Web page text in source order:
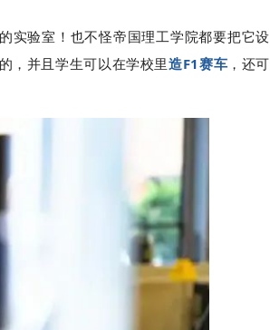
实验室！也不怪帝国理工学院都要把它设
，并且学生可以在学校里造F1赛车 ，还可